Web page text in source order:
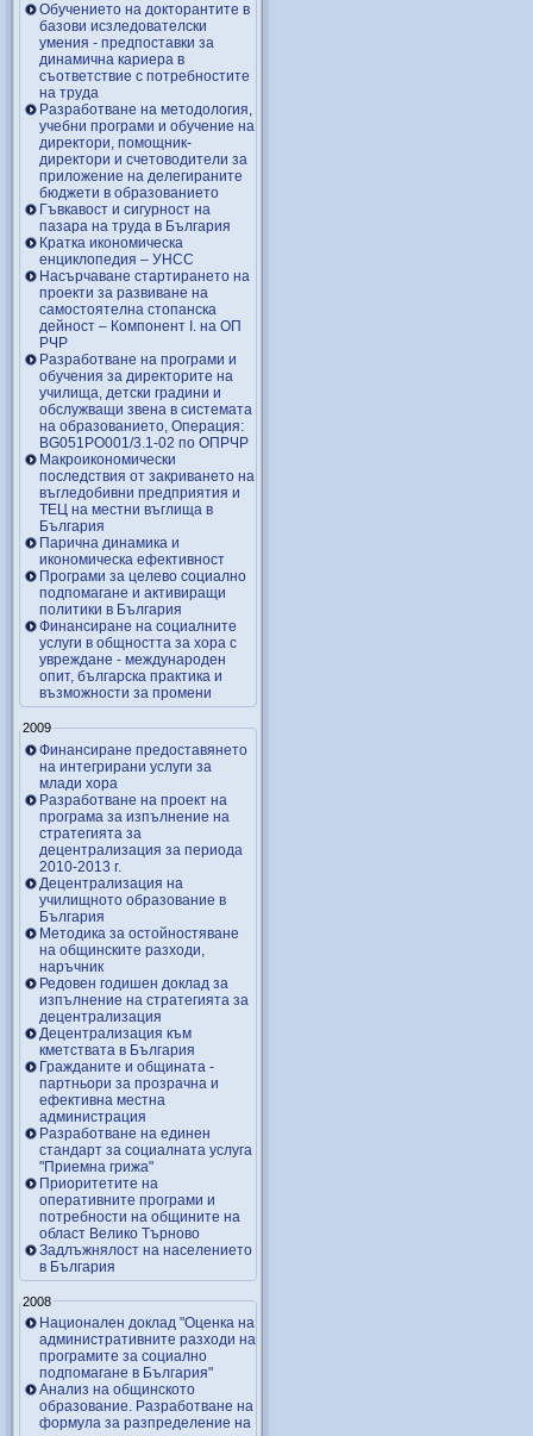
Обучението на докторантите в
базови исзледователски
умения - предпоставки за
динамична кариера в
съответствие с потребностите
на труда
Разработване на методология,
учебни програми и обучение на
директори, помощник-
директори и счетоводители за
приложение на делегираните
бюджети в образованието
Гъвкавост и сигурност на
пазара на труда в България
Кратка икономическа
енциклопедия – УНСС
Насърчаване стартирането на
проекти за развиване на
самостоятелна стопанска
дейност – Компонент I. на ОП
РЧР
Разработване на програми и
обучения за директорите на
училища, детски градини и
обслужващи звена в системата
на образованието, Операция:
BG051PO001/3.1-02 по ОПРЧР
Макроикономически
последствия от закриването на
въгледобивни предприятия и
ТЕЦ на местни въглища в
България
Парична динамика и
икономическа ефективност
Програми за целево социално
подпомагане и активиращи
политики в България
Финансиране на социалните
услуги в общността за хора с
увреждане - международен
опит, българска практика и
възможности за промени
2009
Финансиране предоставянето
на интегрирани услуги за
млади хора
Разработване на проект на
програма за изпълнение на
стратегията за
децентрализация за периода
2010-2013 г.
Децентрализация на
училищното образование в
България
Методика за остойностяване
на общинските разходи,
наръчник
Редовен годишен доклад за
изпълнение на стратегията за
децентрализация
Децентрализация към
кметствата в България
Гражданите и общината -
партньори за прозрачна и
ефективна местна
администрация
Разработване на единен
стандарт за социалната услуга
"Приемна грижа"
Приоритетите на
оперативните програми и
потребности на общините на
област Велико Търново
Задлъжнялост на населението
в България
2008
Национален доклад "Оценка на
административните разходи на
програмите за социално
подпомагане в България"
Анализ на общинското
образование. Разработване на
формула за разпределение на